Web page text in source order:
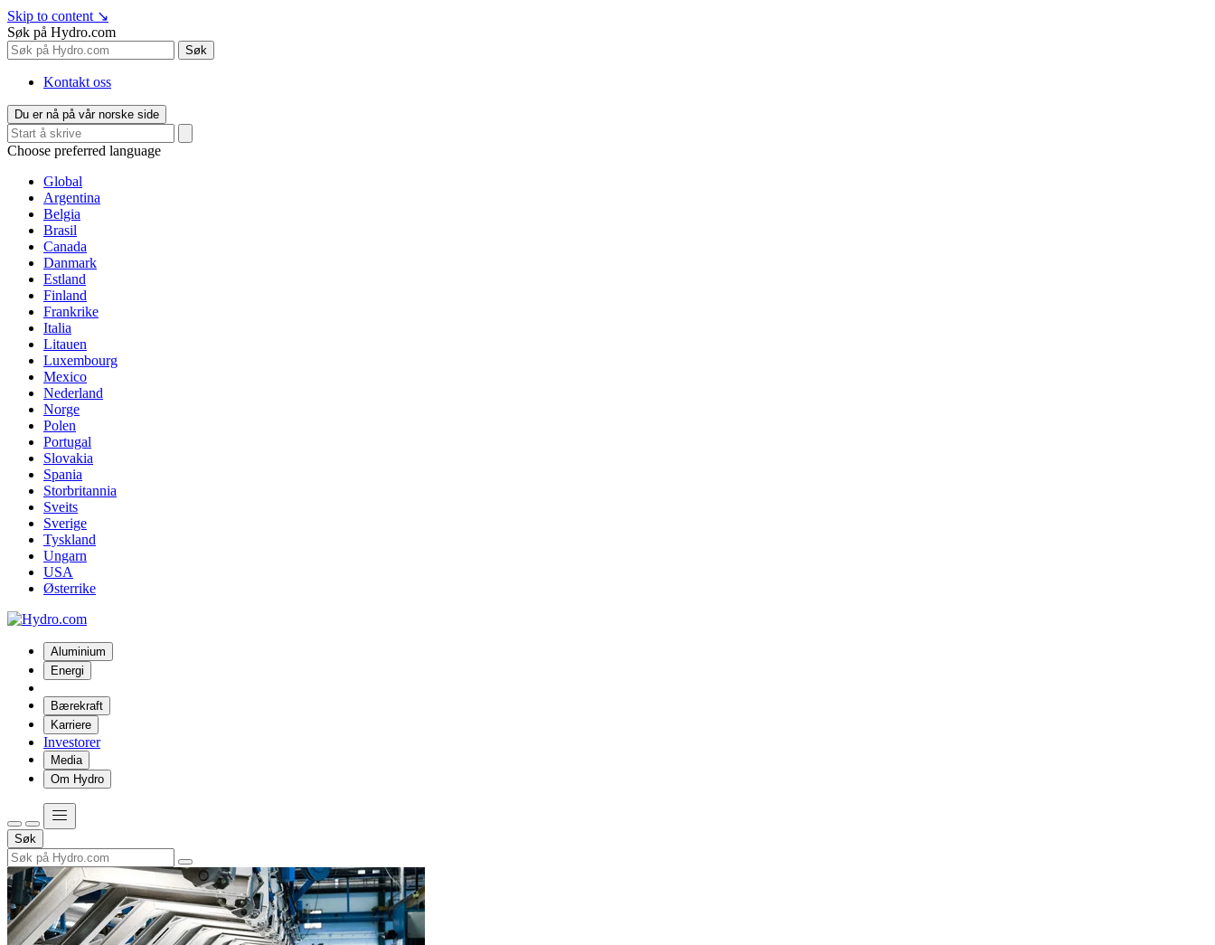
Skip to content ↘
Søk på Hydro.com
Søk
Kontakt oss
Du er nå på vår norske side
Choose preferred language
Global
Argentina
Belgia
Brasil
Canada
Danmark
Estland
Finland
Frankrike
Italia
Litauen
Luxembourg
Mexico
Nederland
Norge
Polen
Portugal
Slovakia
Spania
Storbritannia
Sveits
Sverige
Tyskland
Ungarn
USA
Østerrike
Aluminium
Energi
Bærekraft
Karriere
Investorer
Media
Om Hydro
Søk